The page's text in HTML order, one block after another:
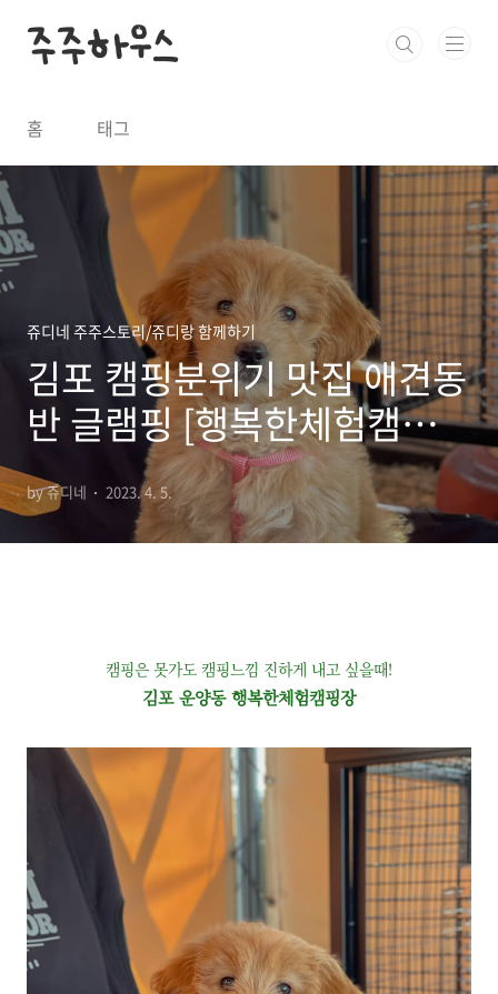
주주하우스
홈 태그
쥬디네 주주스토리/쥬디랑 함께하기
김포 캠핑분위기 맛집 애견동
반 글램핑 [행복한체험캠핑
장]
by 쥬디네 2023. 4. 5.
캠핑은 못가도 캠핑느낌 진하게 내고 싶을때!
김포 운양동 행복한체험캠핑장